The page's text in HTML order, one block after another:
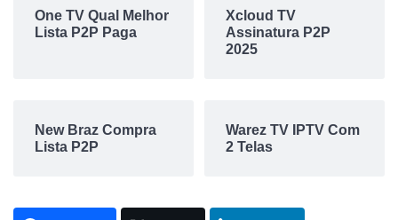
One TV Qual Melhor
Lista P2P Paga
Xcloud TV
Assinatura P2P
2025
New Braz Compra
Lista P2P
Warez TV IPTV Com
2 Telas